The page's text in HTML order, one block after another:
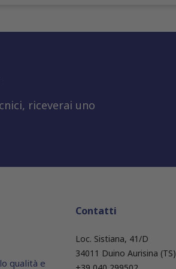
riceverai uno
qualità e
Contatti
Loc. Sistiana, 41/D
34011 Duino Aurisina (TS)